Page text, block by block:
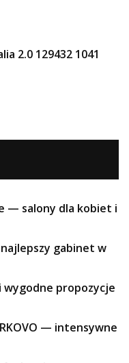
2.0 129432 1041
— salony dla kobiet i
gabinet w
propozycje
— intensywne